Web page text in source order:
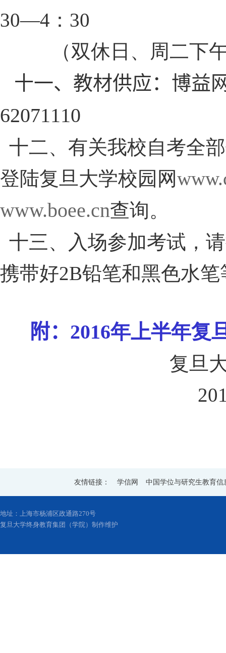
30―4 ： 30
（双休日、周二下
十一、教材供应： 博益
62071110
十二、有关我校自考全
登陆复旦大学校园网
www.boee.cn查询。
十三、入场参加考试，
携带好2B铅笔和黑色水笔
附： 2016年上半年复
复旦
友情链接： 学信网 中国学位与研究生教育信
地址：上海市杨浦区政通路270号
复旦大学终身教育集团（学院）制作维护